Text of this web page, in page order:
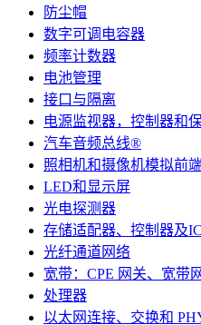
防尘帽
数字可调电容器
频率计数器
电池管理
接口与隔离
电源监视器，控制器和
汽车音频总线®
照相机和摄像机模拟前
LED和显示屏
光电探测器
存储适配器、控制器及
光纤通道网络
宽带：CPE 网关、宽带
处理器
以太网连接、交换和